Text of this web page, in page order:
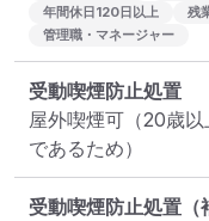
年間休日120日以上
残
管理職・マネージャー
受動喫煙防止処置
屋外喫煙可（20歳
であるため）
受動喫煙防止処置（